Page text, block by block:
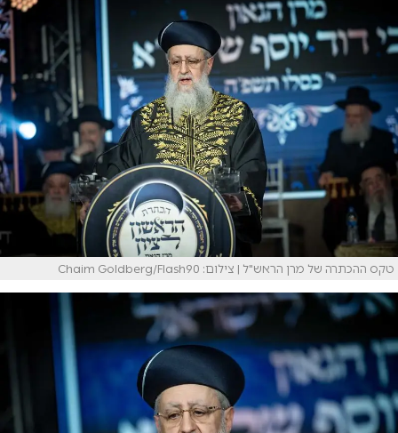
טקס ההכתרה של מרן הראש"ל | צילום: Chaim Goldberg/Flash90